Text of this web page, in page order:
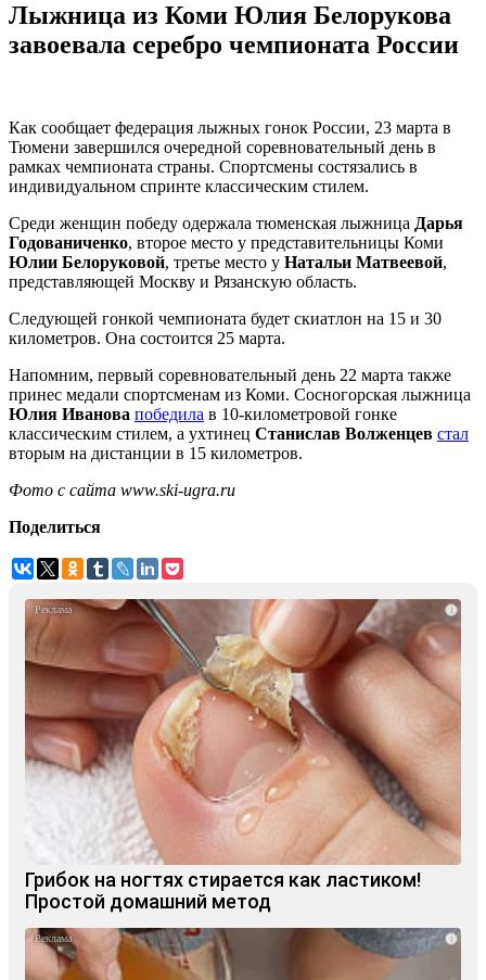
Лыжница из Коми Юлия Белорукова
завоевала серебро чемпионата России
Как сообщает федерация лыжных гонок России, 23 марта в
Тюмени завершился очередной соревновательный день в
рамках чемпионата страны. Спортсмены состязались в
индивидуальном спринте классическим стилем.
Среди женщин победу одержала тюменская лыжница Дарья
Годованиченко, второе место у представительницы Коми
Юлии Белоруковой, третье место у Натальи Матвеевой,
представляющей Москву и Рязанскую область.
Следующей гонкой чемпионата будет скиатлон на 15 и 30
километров. Она состоится 25 марта.
Напомним, первый соревновательный день 22 марта также
принес медали спортсменам из Коми. Сосногорская лыжница
Юлия Иванова победила в 10-километровой гонке
классическим стилем, а ухтинец Станислав Волженцев стал
вторым на дистанции в 15 километров.
Фото с сайта www.ski-ugra.ru
Поделиться
i
Грибок на ногтях стирается как ластиком!
Простой домашний метод
i